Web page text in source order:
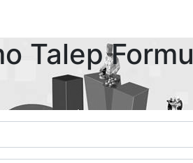
Talep Formu